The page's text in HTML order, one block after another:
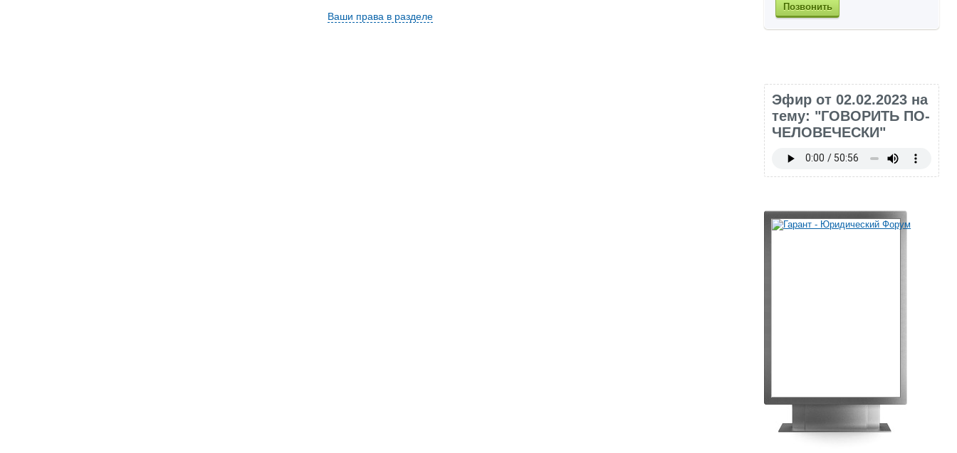
Ваши права в разделе
Позвонить
Эфир от 02.02.2023 на
тему: "ГОВОРИТЬ ПО-
ЧЕЛОВЕЧЕСКИ"